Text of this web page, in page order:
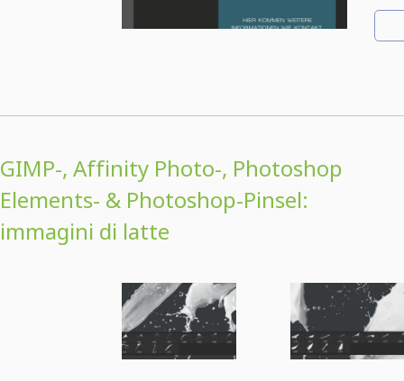
GIMP-, Affinity Photo-, Photoshop
Elements- & Photoshop-Pinsel:
immagini di latte